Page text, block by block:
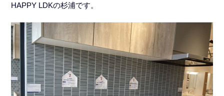
HAPPY LDKの杉浦です。